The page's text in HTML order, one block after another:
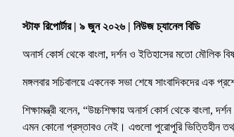
স্টাফ রিপোর্টার | ৯ জুন ২০২৬ | নিউজ চ্যানেল বিডি
অনার্স কোর্স থেকে বাংলা, দর্শন ও ইতিহাসের মতো মৌলিক
মঙ্গলবার সচিবালয়ে একনেক সভা শেষে সাংবাদিকদের এক
শিক্ষামন্ত্রী বলেন, “উচ্চশিক্ষায় অনার্স কোর্স থেকে
এমন কোনো প্রস্তাবও নেই। এগুলো পুরোপুরি ভিত্তিহীন